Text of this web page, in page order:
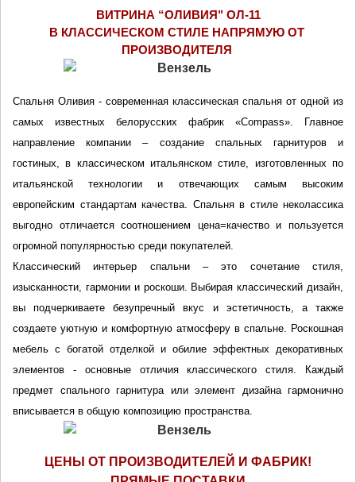
ВИТРИНА “ОЛИВИЯ" ОЛ-11
В КЛАССИЧЕСКОМ СТИЛЕ НАПРЯМУЮ ОТ
ПРОИЗВОДИТЕЛЯ
Спальня Оливия - современная классическая спальня от одной из
самых известных белорусских фабрик «Compass». Главное
направление компании – создание спальных гарнитуров и
гостиных, в классическом итальянском стиле, изготовленных по
итальянской технологии и отвечающих самым высоким
европейским стандартам качества. Спальня в стиле неколассика
выгодно отличается соотношением цена=качество и пользуется
огромной популярностью среди покупателей.
Классический интерьер спальни – это сочетание стиля,
изысканности, гармонии и роскоши. Выбирая классический дизайн,
вы подчеркиваете безупречный вкус и эстетичность, а также
создаете уютную и комфортную атмосферу в спальне. Роскошная
мебель с богатой отделкой и обилие эффектных декоративных
элементов - основные отличия классического стиля. Каждый
предмет спального гарнитура или элемент дизайна гармонично
вписывается в общую композицию пространства.
ЦЕНЫ ОТ ПРОИЗВОДИТЕЛЕЙ И ФАБРИК!